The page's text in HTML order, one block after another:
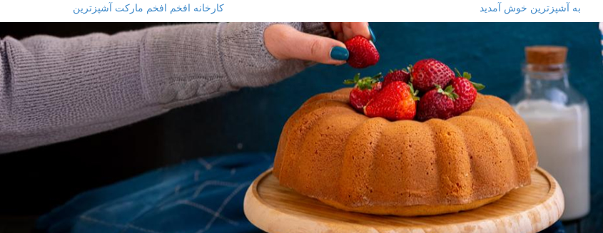
به آشپزترین خوش آمدید کارخانه افخم افخم مارکت آشپزترین